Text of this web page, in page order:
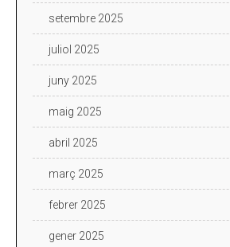
setembre 2025
juliol 2025
juny 2025
maig 2025
abril 2025
març 2025
febrer 2025
gener 2025